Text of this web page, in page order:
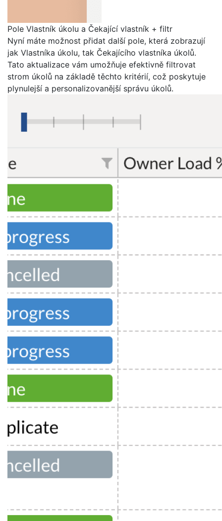
Pole Vlastník úkolu a Čekající vlastník + filtr
Nyní máte možnost přidat další pole, která zobrazují
jak Vlastníka úkolu, tak Čekajícího vlastníka úkolů.
Tato aktualizace vám umožňuje efektivně filtrovat
strom úkolů na základě těchto kritérií, což poskytuje
plynulejší a personalizovanější správu úkolů.